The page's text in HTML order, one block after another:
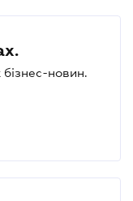
бізнес-новин.